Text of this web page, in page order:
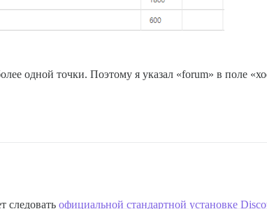
одной точки. Поэтому я указал «forum» в поле
следовать официальной стандартной установке